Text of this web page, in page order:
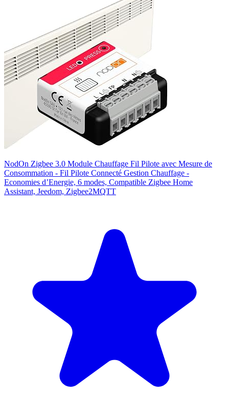
NodOn Zigbee 3.0 Module Chauffage Fil Pilote avec Mesure de
Consommation - Fil Pilote Connecté Gestion Chauffage -
Economies d’Energie, 6 modes, Compatible Zigbee Home
Assistant, Jeedom, Zigbee2MQTT